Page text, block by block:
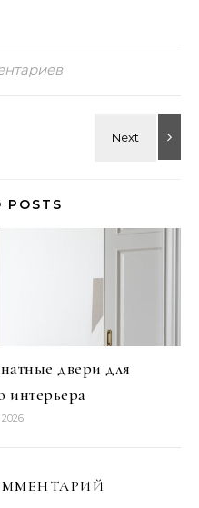
POSTS
двери для
интерьера